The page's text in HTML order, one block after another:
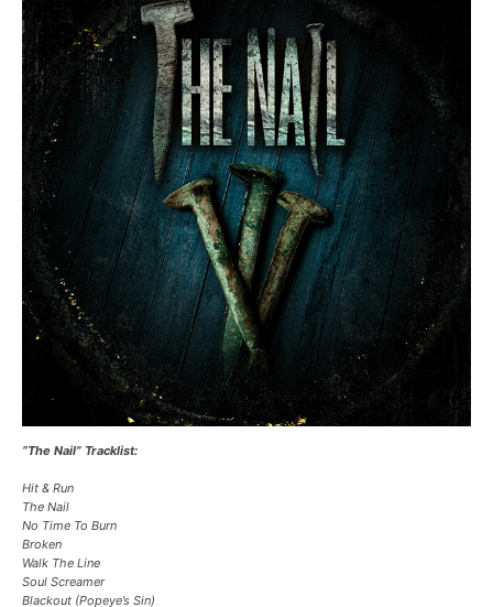
“The Nail” Tracklist:
Hit & Run
The Nail
No Time To Burn
Broken
Walk The Line
Soul Screamer
Blackout (Popeye’s Sin)